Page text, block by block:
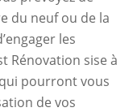
du neuf ou de la
les
Rénovation sise à
pourront vous
de vos